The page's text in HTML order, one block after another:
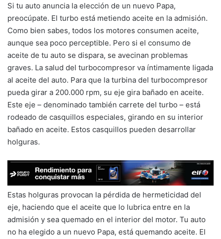
Si tu auto anuncia la elección de un nuevo Papa,
preocúpate. El turbo está metiendo aceite en la admisión.
Como bien sabes, todos los motores consumen aceite,
aunque sea poco perceptible. Pero si el consumo de
aceite de tu auto se dispara, se avecinan problemas
graves. La salud del turbocompresor va íntimamente ligada
al aceite del auto. Para que la turbina del turbocompresor
pueda girar a 200.000 rpm, su eje gira bañado en aceite.
Este eje – denominado también carrete del turbo – está
rodeado de casquillos especiales, girando en su interior
bañado en aceite. Estos casquillos pueden desarrollar
holguras.
Estas holguras provocan la pérdida de hermeticidad del
eje, haciendo que el aceite que lo lubrica entre en la
admisión y sea quemado en el interior del motor. Tu auto
no ha elegido a un nuevo Papa, está quemando aceite. El